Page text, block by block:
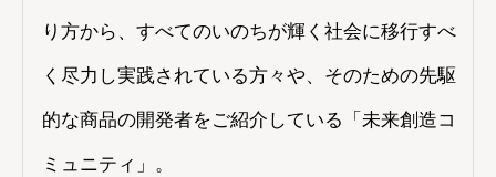
り方から、すべてのいのちが輝く社会に移行すべ
く尽力し実践されている方々や、そのための先駆
的な商品の開発者をご紹介している「未来創造コ
ミュニティ」。